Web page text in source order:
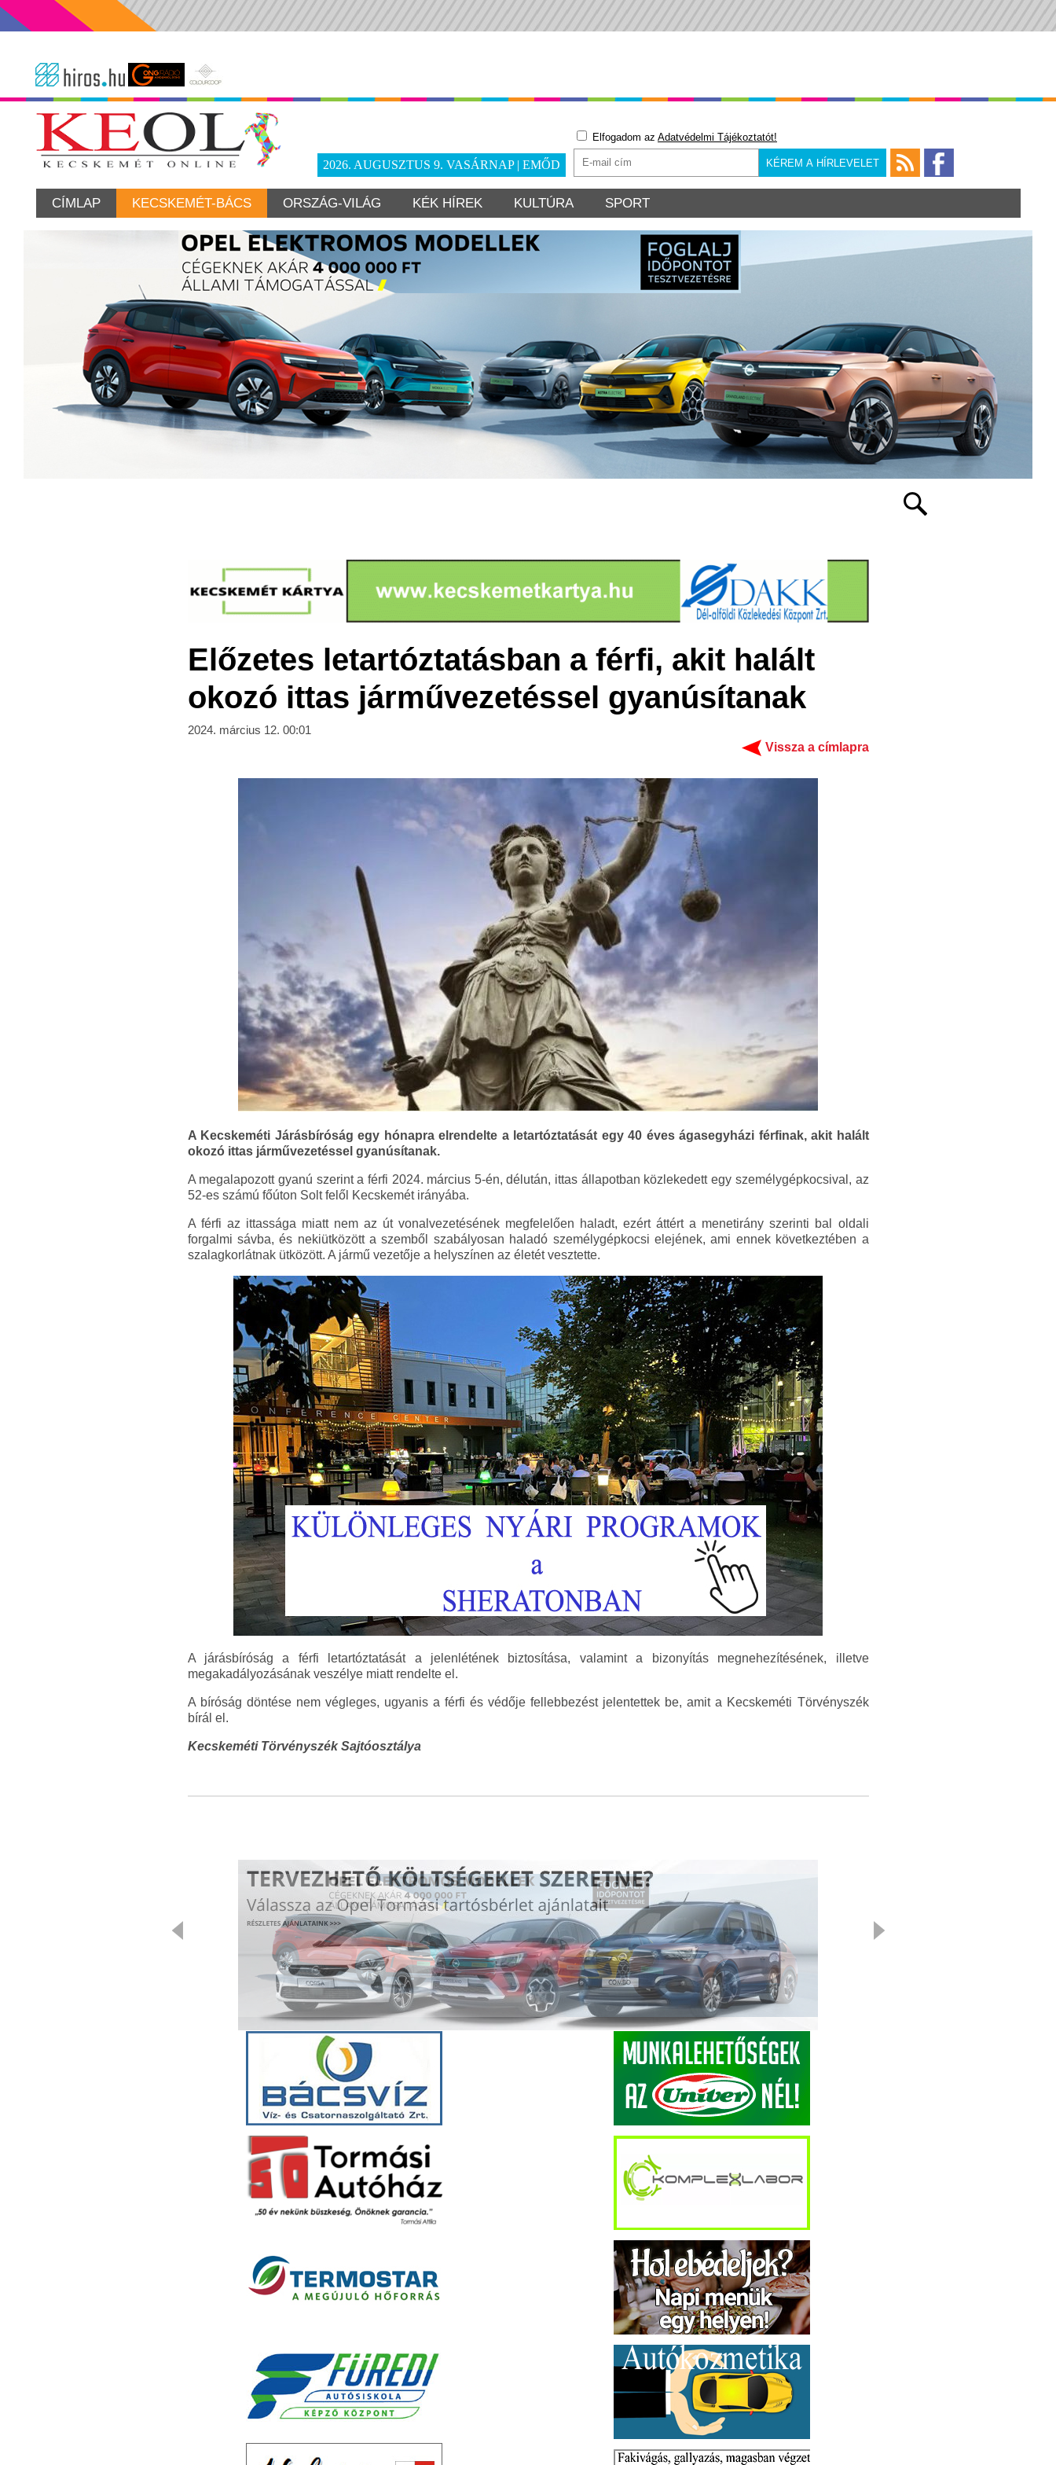
2026. AUGUSZTUS 9. VASÁRNAP | EMŐD
Elfogadom az Adatvédelmi Tájékoztatót!
CÍMLAP KECSKEMÉT-BÁCS ORSZÁG-VILÁG KÉK HÍREK KULTÚRA SPORT
Előzetes letartóztatásban a férfi, akit halált
okozó ittas járművezetéssel gyanúsítanak
2024. március 12. 00:01
Vissza a címlapra
A Kecskeméti Járásbíróság egy hónapra elrendelte a letartóztatását egy 40 éves ágasegyházi férfinak, akit halált
okozó ittas járművezetéssel gyanúsítanak.
A megalapozott gyanú szerint a férfi 2024. március 5-én, délután, ittas állapotban közlekedett egy személygépkocsival, az
52-es számú főúton Solt felől Kecskemét irányába.
A férfi az ittassága miatt nem az út vonalvezetésének megfelelően haladt, ezért áttért a menetirány szerinti bal oldali
forgalmi sávba, és nekiütközött a szemből szabályosan haladó személygépkocsi elejének, ami ennek következtében a
szalagkorlátnak ütközött. A jármű vezetője a helyszínen az életét vesztette.
A járásbíróság a férfi letartóztatását a jelenlétének biztosítása, valamint a bizonyítás megnehezítésének, illetve
megakadályozásának veszélye miatt rendelte el.
A bíróság döntése nem végleges, ugyanis a férfi és védője fellebbezést jelentettek be, amit a Kecskeméti Törvényszék
bírál el.
Kecskeméti Törvényszék Sajtóosztálya